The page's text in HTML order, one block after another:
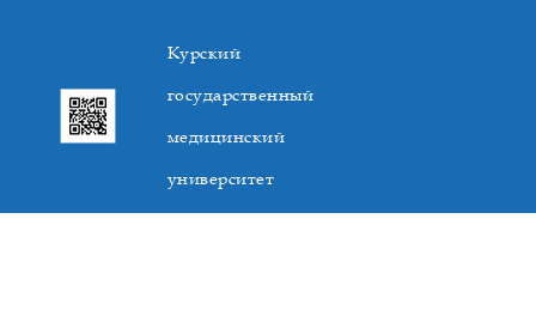
Курский
государственный
медицинский
университет